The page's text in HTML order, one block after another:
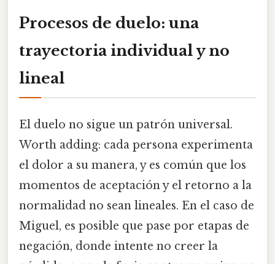
Procesos de duelo: una
trayectoria individual y no
lineal
El duelo no sigue un patrón universal.
Worth adding: cada persona experimenta
el dolor a su manera, y es común que los
momentos de aceptación y el retorno a la
normalidad no sean lineales. En el caso de
Miguel, es posible que pase por etapas de
negación, donde intente no creer la